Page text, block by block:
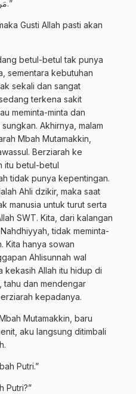
“مَنْ طَلَبَ الْعِلْمَ، تَكَفَّلَ اللهُ بِرِزْقِهِ.”
Gusti Allah pasti akan
betul-betul tak punya
sementara kebutuhan
sekali dan sangat
terkena sakit
meminta-minta dan
Akhirnya, malam
Mbah Mutamakkin,
Berziarah ke
itu betul-betul
tidak punya kepentingan.
Ahli dzikir, maka saat
manusia untuk turut serta
SWT. Kita, dari kalangan
tidak meminta-
Kita hanya sowan
Ahlisunnah wal
kekasih Allah itu hidup di
tahu dan mendengar
kepadanya.
Mutamakkin, baru
aku langsung ditimbali
Putri.”
Putri?”